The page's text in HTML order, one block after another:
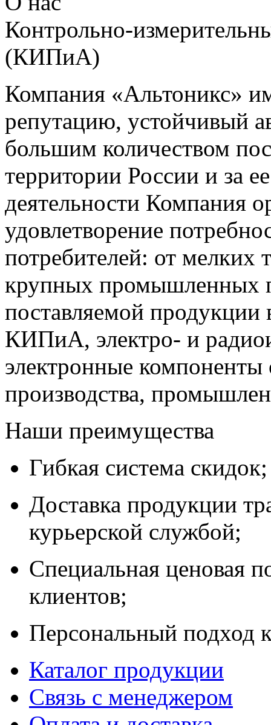
Контрольно-
(КИПиА)
Компания «Альтоникс»
репутацию, устойчивый
большим количеством
территории России и за
деятельности Компания
удовлетворение
потребителей: от мелких
крупных промышленных
поставляемой продукции
КИПиА, электро- и
электронные компоненты
производства,
Наши преимущества
Гибкая система скидок;
Доставка продукции
курьерской службой;
Специальная ценовая
клиентов;
Персональный подход
Каталог продукции
Связь с менеджером